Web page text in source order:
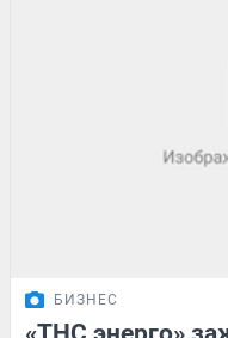
БИЗНЕС